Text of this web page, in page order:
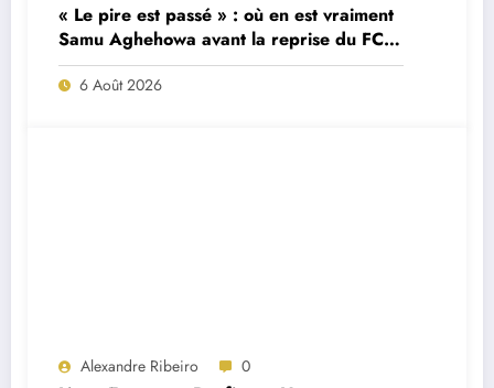
« Le pire est passé » : où en est vraiment
Samu Aghehowa avant la reprise du FC
Porto ?
6 Août 2026
Alexandre Ribeiro 0